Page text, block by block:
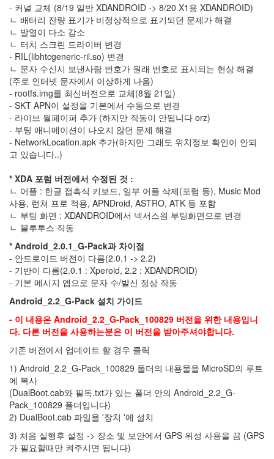
- 커널 교체 (8/19 일반 XDANDROID -> 8/20 X1용 XDANDROID)
ㄴ 배터리 잔량 표기가 비정상적으로 표기되던 문제가 해결
ㄴ 발열이 다소 감소
ㄴ 터치 스크린 드라이버 변경
- RIL(libhtcgeneric-ril.so) 변경
ㄴ 문자 수신시 보낸사람 번호가 원래 번호로 표시되는 현상 해결
(주로 인터넷 문자에서 이상하게 나옴)
- rootfs.img를 최신버전으로 교체(8월 21일)
- SKT APN이 설정을 기본에서 수동으로 변경
- 라이브 월페이퍼 추가 (하지만 작동이 안됩니다 orz)
- 부팅 애니메이션이 나오지 않던 문제 해결
- NetworkLocation.apk 추가(하지만 그래도 위치정보 확인이 안되
고 있습니다..)
* XDA 포럼 버전에서 수정된 것 :
ㄴ 어플 : 한글 접촉식 키보드, 일부 어플 삭제(포럼 등), Music Mod
사용, 런쳐 프로 적용, APNDroid, ASTRO, ATK 등 포함
ㄴ 부팅 화면 : XDANDROID에서 넥서스원 부팅화면으로 변경
ㄴ 블루투스 작동
* Android_2.0.1_G-Pack과 차이점
- 안드로이드 버전이 다름(2.0.1 -> 2.2)
- 기반이 다름(2.0.1 : Xperoid, 2.2 : XDANDROID)
- 기본 메시지 앱으로 문자 수/발신 정상 작동
Android_2.2_G-Pack 설치 가이드
- 이 내용은 Android_2.2_G-Pack_100829 버전을 위한 내용입니
다. 다른 버전을 사용하는분은 이 버전을 받아주셔야합니다.
기존 버전에서 업데이트 할 경우 클릭
1) Android_2.2_G-Pack_100829 폴더의 내용물을 MicroSD의 루트
에 복사
(DualBoot.cab와 필독.txt가 있는 폴더 안의 Android_2.2_G-
Pack_100829 폴더입니다)
2) DualBoot.cab 파일을 '장치 '에 설치
3) 처음 실행후 설정 -> 장소 및 보안에서 GPS 위성 사용을 끔 (GPS
가 필요할때만 켜주시면 됩니다)
마
프
설
은_
뭐
다?
남
건
차
러
a3000
FA
컵
FPSCreator
지
에
이
부
야
보
안
프
로